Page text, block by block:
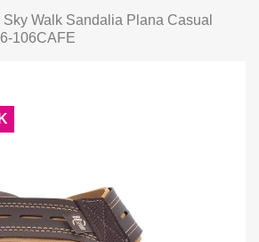
Sky Walk Sandalia Plana Casual
106CAFE